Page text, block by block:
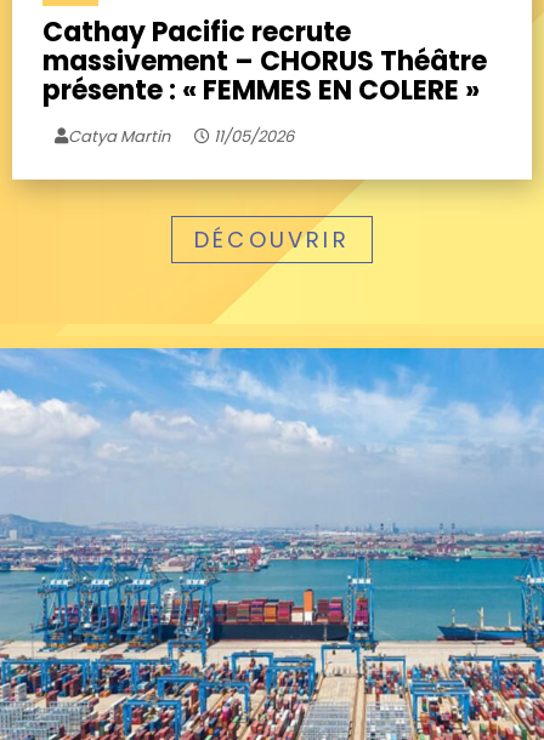
Cathay Pacific recrute
massivement – CHORUS Théâtre
présente : « FEMMES EN COLERE »
Catya Martin 11/05/2026
DÉCOUVRIR